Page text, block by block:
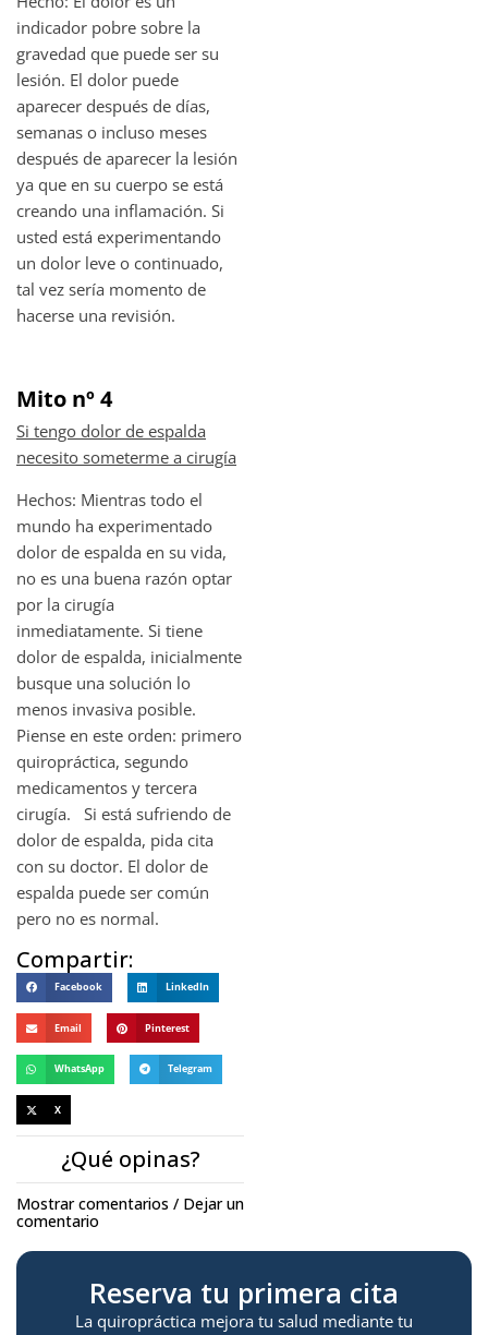
indicador pobre sobre la
gravedad que puede ser su
lesión. El dolor puede
aparecer después de días,
semanas o incluso meses
después de aparecer la lesión
ya que en su cuerpo se está
creando una inflamación. Si
usted está experimentando
un dolor leve o continuado,
tal vez sería momento de
hacerse una revisión.
Mito nº 4
Si tengo dolor de espalda
necesito someterme a cirugía
Hechos: Mientras todo el
mundo ha experimentado
dolor de espalda en su vida,
no es una buena razón optar
por la cirugía
inmediatamente. Si tiene
dolor de espalda, inicialmente
busque una solución lo
menos invasiva posible.
Piense en este orden: primero
quiropráctica, segundo
medicamentos y tercera
cirugía. Si está sufriendo de
dolor de espalda, pida cita
con su doctor. El dolor de
espalda puede ser común
pero no es normal.
Compartir:
Facebook LinkedIn
Email Pinterest
WhatsApp Telegram
X
¿Qué opinas?
Mostrar comentarios / Dejar un
comentario
Reserva tu primera cita
La quiropráctica mejora tu salud mediante tu